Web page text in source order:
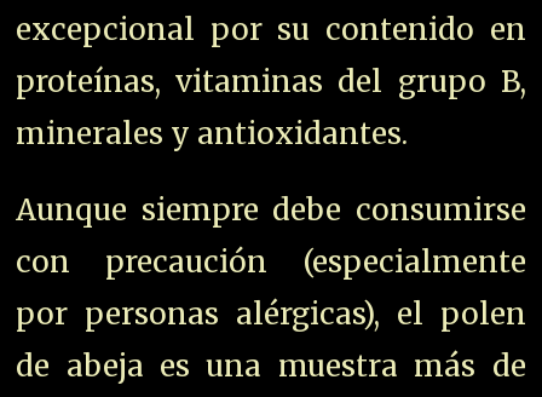
excepcional por su contenido en
proteínas, vitaminas del grupo B,
minerales y antioxidantes.
Aunque siempre debe consumirse
con precaución (especialmente
por personas alérgicas), el polen
de abeja es una muestra más de